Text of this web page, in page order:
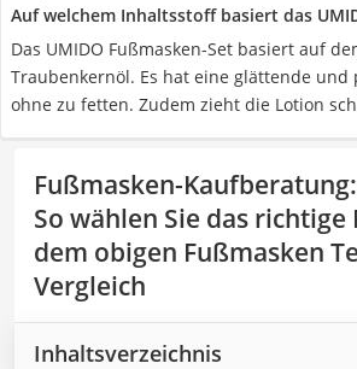
Auf welchem Inhaltsstoff basiert das
Das UMIDO Fußmasken-Set basiert auf
Traubenkernöl. Es hat eine glättende und
ohne zu fetten. Zudem zieht die Lotion
Fußmasken-Kaufberatung:
So wählen Sie das
dem obigen Fußmasken
Vergleich
Inhaltsverzeichnis